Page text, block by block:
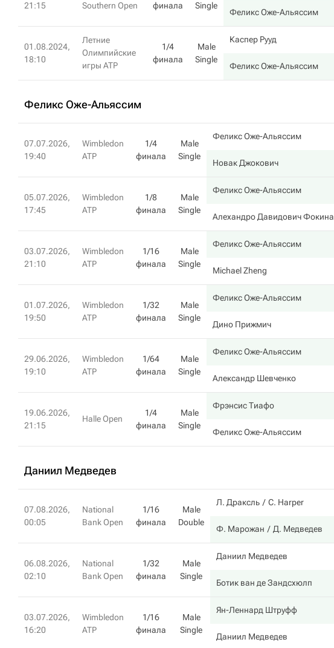
21:15
Southern Open
финала
Single
Феликс Оже-Альяссим
01.08.2024,
18:10
Летние
Олимпийские
игры ATP
1/4
финала
Male
Single
Каспер Рууд
Феликс Оже-Альяссим
Феликс Оже-Альяссим
07.07.2026,
19:40
Wimbledon
ATP
1/4
финала
Male
Single
Феликс Оже-Альяссим
Новак Джокович
05.07.2026,
17:45
Wimbledon
ATP
1/8
финала
Male
Single
Феликс Оже-Альяссим
Алехандро Давидович Фокина
03.07.2026,
21:10
Wimbledon
ATP
1/16
финала
Male
Single
Феликс Оже-Альяссим
Michael Zheng
01.07.2026,
19:50
Wimbledon
ATP
1/32
финала
Male
Single
Феликс Оже-Альяссим
Дино Прижмич
29.06.2026,
19:10
Wimbledon
ATP
1/64
финала
Male
Single
Феликс Оже-Альяссим
Александр Шевченко
19.06.2026,
21:15
Halle Open
1/4
финала
Male
Single
Фрэнсис Тиафо
Феликс Оже-Альяссим
Даниил Медведев
07.08.2026,
00:05
National
Bank Open
1/16
финала
Male
Double
Л. Драксль C. Harper
Ф. Марожан Д. Медведев
06.08.2026,
02:10
National
Bank Open
1/32
финала
Male
Single
Даниил Медведев
Ботик ван де Зандсхюлп
03.07.2026,
16:20
Wimbledon
ATP
1/16
финала
Male
Single
Ян-Леннард Штруфф
Даниил Медведев